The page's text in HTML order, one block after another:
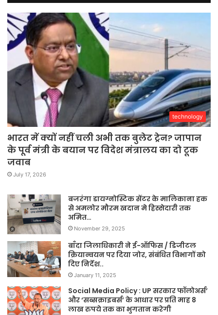
technology
भारत में क्यों नहीं चली अभी तक बुलेट ट्रेन? जापान
के पूर्व मंत्री के बयान पर विदेश मंत्रालय का दो टूक
जवाब
July 17, 2026
बजरंगा डायग्नोस्टिक सेंटर के मालिकाना हक
से अमलोर मौरम खदान मे हिस्सेदारी तक
अमित…
November 29, 2025
बाँदा जिलाधिकारी ने ई-ऑफिस / डिजीटल
क्रियान्वयन पर दिया जोर, संबंधित विभागों को
दिए निर्देश..
January 11, 2025
Social Media Policy : UP सरकार फॉलोअर्स’
और ‘सब्सक्राइबर्स’ के आधार पर प्रति माह 8
लाख रुपये तक का भुगतान करेगी